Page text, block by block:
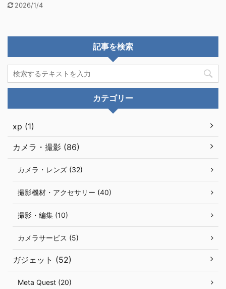
2026/1/4
記事を検索
カテゴリー
xp (1)
カメラ・撮影 (86)
カメラ・レンズ (32)
撮影機材・アクセサリー (40)
撮影・編集 (10)
カメラサービス (5)
ガジェット (52)
Meta Quest (20)